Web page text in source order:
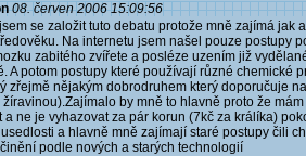
08. červen 2006 15:09:56
se založit tuto debatu protože mně zajímá
Na internetu jsem našel pouze postupy
zabitého zvířete a posléze uzením již
A potom postupy které používají různé chemické
zřejmě nějakým dobrodruhem který doporučuje
by mně to hlavně proto že
a ne je vyhazovat za pár korun (7kč za králíka)
a hlavně mně zajímají staré postupy čili
podle nových a starých technologií